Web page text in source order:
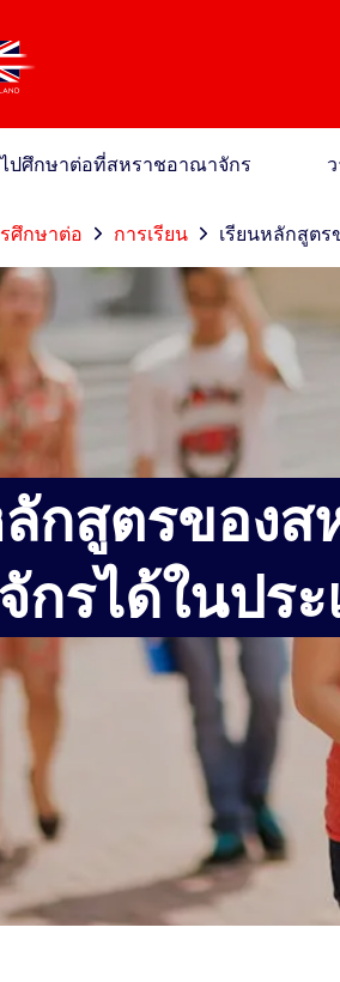
ไปศึกษาต่อที่สหราชอาณาจักร
ศึกษาต่อ การเรียน เรียนหลักสูต
กสูตรของส
รได้ในประ